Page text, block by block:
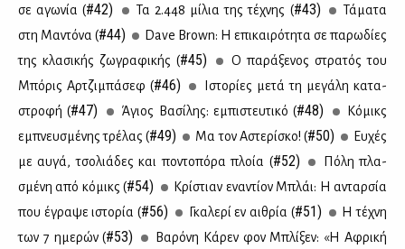
σε αγω­νία (#42) Τα 2.448 μί­λια της τέ­χνης (#43)
Τά­μα­τα
στη Μα­ντό­να (#44)
Dave Brown: Η επι­και­ρό­τη­τα σε πα­ρω­δί­ες
της κλα­σι­κής ζω­γρα­φι­κής (#45)
Ο πα­ρά­ξε­νος στρα­τός του
Μπό­ρις Αρ­τζι­μπά­σεφ (#46)
Ιστο­ρί­ες με­τά τη με­γά­λη κα­τα­
στρο­φή (#47) Άγιος Βα­σί­λης: εμπι­στευ­τι­κό (#48)
Κό­μικς
εμπνευ­σμέ­νης τρέ­λας (#49) Μα τον Αστε­ρί­σκο! (#50)
Ευ­χές
με αυ­γά, τσο­λιά­δες και πο­ντο­πό­ρα πλοία (#52)
Πό­λη πλα­
σμέ­νη από κό­μικς (#54)
Κρί­στιαν ενα­ντί­ον Μπλάι: Η ανταρ­σία
που έγρα­ψε ιστο­ρία (#56) Γκα­λε­ρί εν αι­θρία (#51)
Η τέ­χνη
των 7 ημε­ρών (#53)
Βα­ρό­νη Κά­ρεν φον Μπλί­ξεν: «Η Αφρι­κή